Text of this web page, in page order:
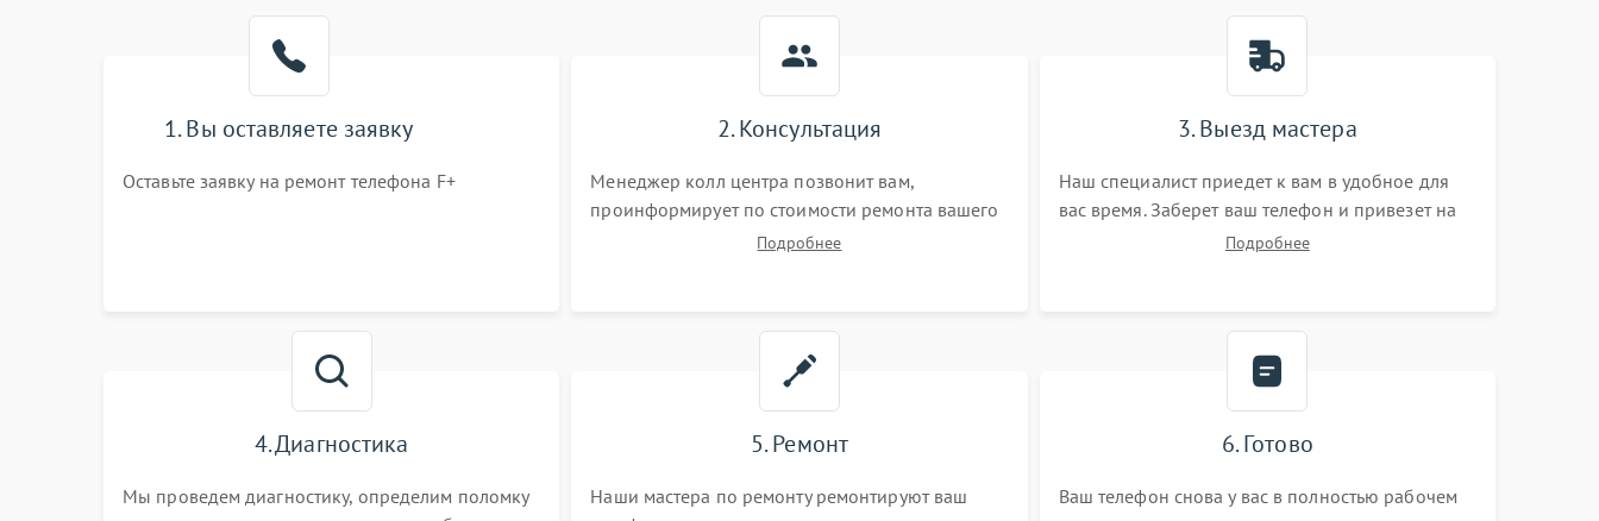
1. Вы оставляете заявку
Оставьте заявку на ремонт телефона F+
2. Консультация
Менеджер колл центра позвонит вам,
проинформирует по стоимости ремонта вашего
телефона а также ответит на все ваши вопросы.
Подробнее
3. Выезд мастера
Наш специалист приедет к вам в удобное для
вас время. Заберет ваш телефон и привезет на
склад для диагностики.Подробнее
4. Диагностика
Мы проведем диагностику, определим поломку
5. Ремонт
Наши мастера по ремонту ремонтируют ваш
6. Готово
Ваш телефон снова у вас в полностью рабочем